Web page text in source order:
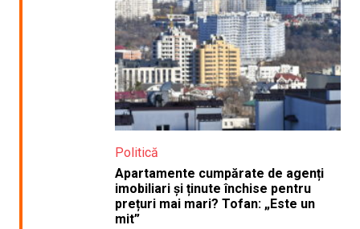
Politică
Apartamente cumpărate de agenți
imobiliari și ținute închise pentru
prețuri mai mari? Tofan: „Este un
mit”